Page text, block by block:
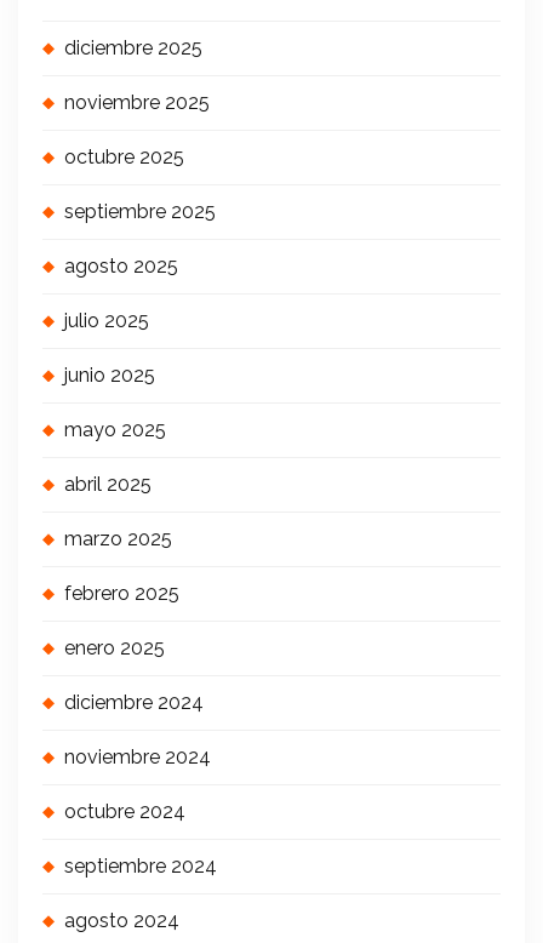
diciembre 2025
noviembre 2025
octubre 2025
septiembre 2025
agosto 2025
julio 2025
junio 2025
mayo 2025
abril 2025
marzo 2025
febrero 2025
enero 2025
diciembre 2024
noviembre 2024
octubre 2024
septiembre 2024
agosto 2024